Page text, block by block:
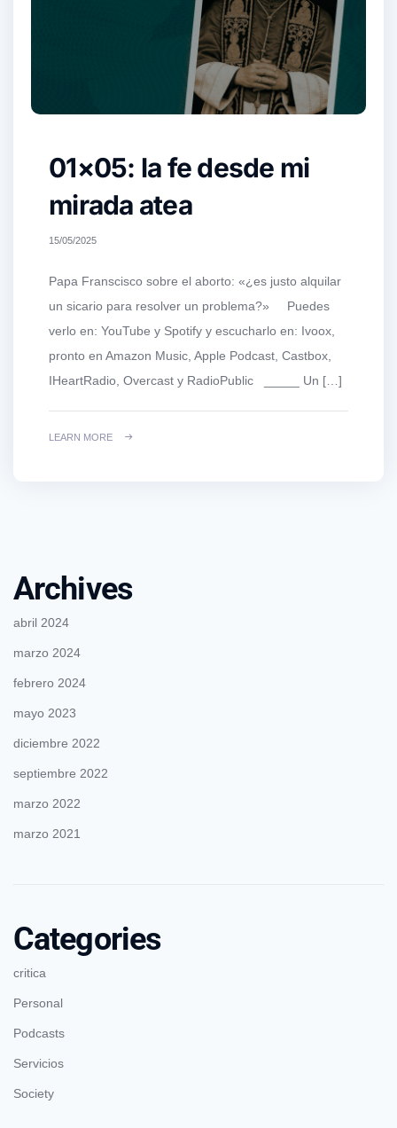
01×05: la fe desde mi
mirada atea
15/05/2025
Papa Franscisco sobre el aborto: «¿es justo alquilar
un sicario para resolver un problema?» Puedes
verlo en: YouTube y Spotify y escucharlo en: Ivoox,
pronto en Amazon Music, Apple Podcast, Castbox,
IHeartRadio, Overcast y RadioPublic _____ Un […]
LEARN MORE
Archives
abril 2024
marzo 2024
febrero 2024
mayo 2023
diciembre 2022
septiembre 2022
marzo 2022
marzo 2021
Categories
critica
Personal
Podcasts
Servicios
Society